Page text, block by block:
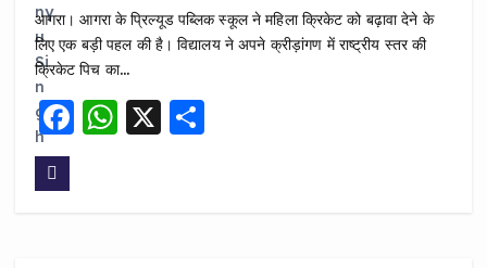
आगरा। आगरा के प्रिल्यूड पब्लिक स्कूल ने महिला क्रिकेट को बढ़ावा देने के
लिए एक बड़ी पहल की है। विद्यालय ने अपने क्रीड़ांगण में राष्ट्रीय स्तर की
क्रिकेट पिच का…
F WX S